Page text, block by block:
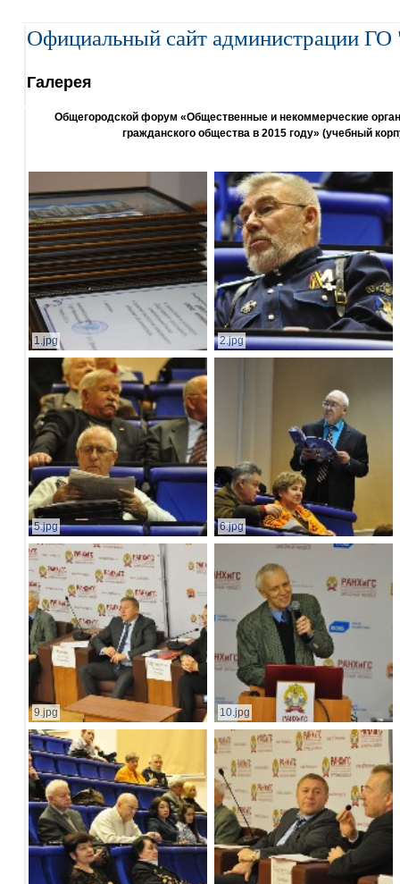
Официальный сайт администрации ГО
Галерея
Общегородской форум «Общественные и некоммерческие
гражданского общества в 2015 году» (учебный
1.jpg 2.jpg
5.jpg 6.jpg
9.jpg 10.jpg